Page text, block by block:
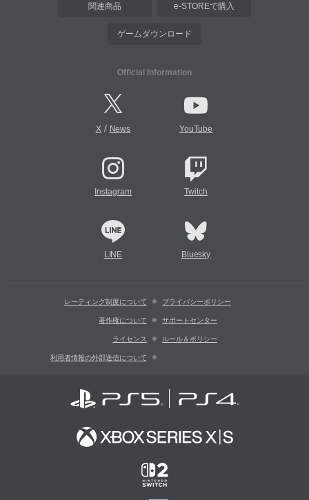
関連商品 e-STOREで購入
ゲームダウンロード
Official Information
X/ News YouTube
Instagram Twitch
LINE Bluesky
レーティング制度について プライバシーポリシー
著作権について サポートセンター
ライセンス ルール＆ポリシー
利用者情報の外部送信について